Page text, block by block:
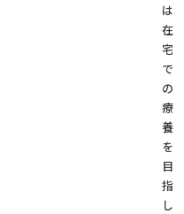
は
在
宅
で
の
療
養
を
目
指
し